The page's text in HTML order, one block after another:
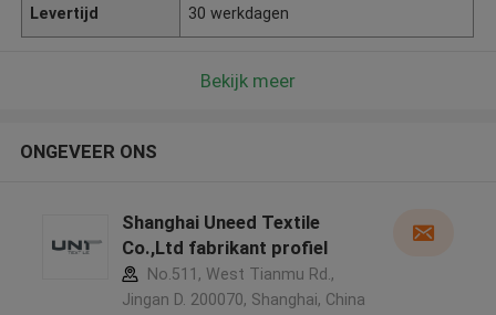
Levertijd 30 werkdagen
Bekijk meer
ONGEVEER ONS
Shanghai Uneed Textile
Co.,Ltd fabrikant profiel
No.511, West Tianmu Rd.,
Jingan D. 200070, Shanghai, China